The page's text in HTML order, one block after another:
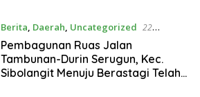
Berita, Daerah, Uncategorized 22
November 2024
Pembagunan Ruas Jalan
Tambunan-Durin Serugun, Kec.
Sibolangit Menuju Berastagi Telah